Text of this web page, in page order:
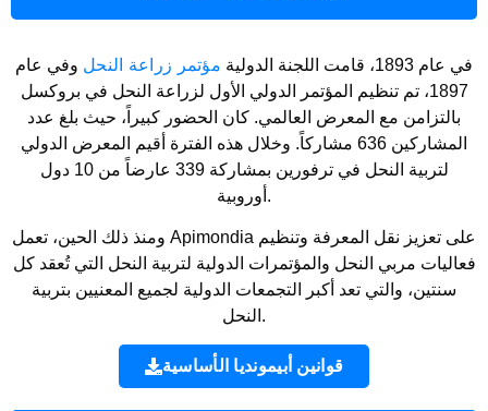
في عام 1893، قامت اللجنة الدولية مؤتمر زراعة النحل وفي عام
1897، تم تنظيم المؤتمر الدولي الأول لزراعة النحل في بروكسل
بالتزامن مع المعرض العالمي. كان الحضور كبيراً، حيث بلغ عدد
المشاركين 636 مشاركاً. وخلال هذه الفترة أقيم المعرض الدولي
لتربية النحل في ترفورين بمشاركة 339 عارضاً من 10 دول
أوروبية.
ومنذ ذلك الحين، تعمل Apimondia على تعزيز نقل المعرفة وتنظيم
فعاليات مربي النحل والمؤتمرات الدولية لتربية النحل التي تُعقد كل
سنتين، والتي تعد أكبر التجمعات الدولية لجميع المعنيين بتربية
النحل.
قوانين أبيمونديا الأساسية